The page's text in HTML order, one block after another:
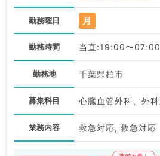
勤務曜日 月
勤務時間 当直:19:00〜07:00
勤務地 千葉県柏市
募集科目
業務内容 救急対応, 救急対応